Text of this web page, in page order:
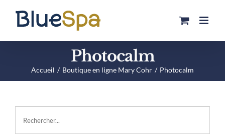
contenu
Photocalm
Accueil Boutique en ligne Mary Cohr Photocalm